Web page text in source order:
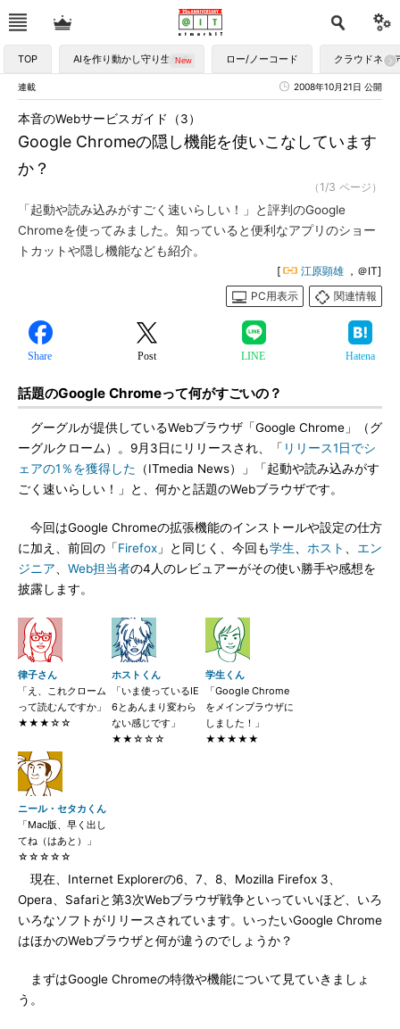
TOP AIを作り動かし守り生かす ロー/ノーコード クラウドネイ
連載 2008年10月21日 公開
Google Chromeの隠し機能を使いこなしています
か？
本音のWebサービスガイド（3）
（1/3 ページ）
「起動や読み込みがすごく速いらしい！」と評判のGoogle
Chromeを使ってみました。知っていると便利なアプリのショー
トカットや隠し機能なども紹介。
[ 江原顕雄 ，＠IT]
PC用表示
関連情報
Share Post LINE Hatena
話題のGoogle Chromeって何がすごいの？
グーグルが提供しているWebブラウザ「Google Chrome」（グ
ーグルクローム）。9月3日にリリースされ、「 リリース1日でシ
ェアの1％を獲得した （ITmedia News）」「起動や読み込みがす
ごく速いらしい！」と、何かと話題のWebブラウザです。
今回はGoogle Chromeの拡張機能のインストールや設定の仕方
に加え、前回の「Firefox 」と同じく、今回も学生 ホスト
エン
ジニア
Web担当者の4人のレビュアーがその使い勝手や感想を
披露します。
律子さん
「え、これクローム
って読むんですか」
★★★☆☆
ホストくん
「いま使っているIE
6とあんまり変わら
ない感じです」
★★☆☆☆
学生くん
「Google Chrome
をメインブラウザに
しました！」
★★★★★
ニール・セタカくん
「Mac版、早く出し
てね（はあと）」
☆☆☆☆☆
現在、Internet Explorerの6、7、8、Mozilla Firefox 3、
Opera、Safariと第3次Webブラウザ戦争といっていいほど、いろ
いろなソフトがリリースされています。いったいGoogle Chrome
はほかのWebブラウザと何が違うのでしょうか？
まずはGoogle Chromeの特徴や機能について見ていきましょ
う。